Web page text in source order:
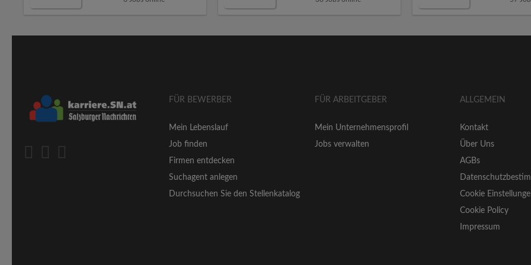
FÜR BEWERBER
Mein Lebenslauf
Job finden
Firmen entdecken
Suchagent anlegen
Durchsuchen Sie den Stellenkatalog
FÜR ARBEITGEBER
Mein Unternehmensprofil
Jobs verwalten
ALLGEMEIN
Kontakt
Über Uns
AGBs
Cookie
Cookie Policy
Impressum